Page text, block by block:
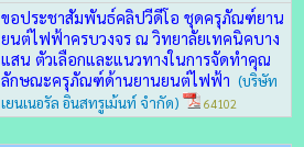
ขอประชาสัมพันธ์คลิปวีดีโอ ชุดครุภัณฑ์ยาน
ยนต์ไฟฟ้าครบวงจร ณ วิทยาลัยเทคนิคบาง
แสน ตัวเลือกและแนวทางในการจัดทำคุณ
ลักษณะครุภัณฑ์ด้านยานยนต์ไฟฟ้า (บริษัท
เยนเนอรัล อินสทรูเม้นท์ จำกัด)
64102